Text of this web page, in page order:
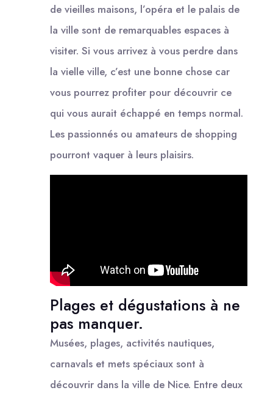
de vieilles maisons, l’opéra et le palais de
la ville sont de remarquables espaces à
visiter. Si vous arrivez à vous perdre dans
la vielle ville, c’est une bonne chose car
vous pourrez profiter pour découvrir ce
qui vous aurait échappé en temps normal.
Les passionnés ou amateurs de shopping
pourront vaquer à leurs plaisirs.
Plages et dégustations à ne
pas manquer.
Musées, plages, activités nautiques,
carnavals et mets spéciaux sont à
découvrir dans la ville de Nice. Entre deux